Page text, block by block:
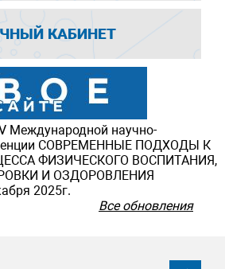
КАБИНЕТ
Международной научно-
СОВРЕМЕННЫЕ ПОДХОДЫ К
ФИЗИЧЕСКОГО ВОСПИТАНИЯ,
И ОЗДОРОВЛЕНИЯ
2025г.
Все обновления